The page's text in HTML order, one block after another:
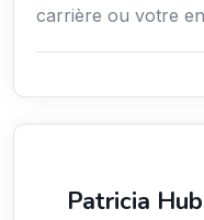
carrière ou votre
Patricia